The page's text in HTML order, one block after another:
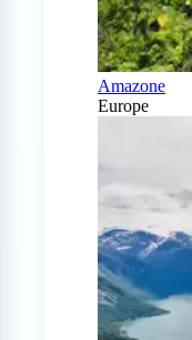
Amazone
Europe